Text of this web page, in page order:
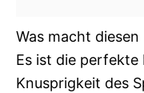
Was macht
Es ist die perfekte
Knusprigkeit des